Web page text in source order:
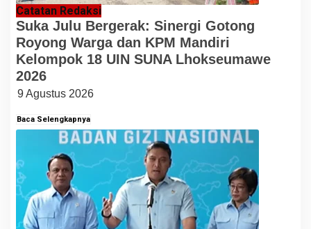
Catatan Redaksi
Suka Julu Bergerak: Sinergi Gotong
Royong Warga dan KPM Mandiri
Kelompok 18 UIN SUNA Lhokseumawe
2026
9 Agustus 2026
Baca Selengkapnya